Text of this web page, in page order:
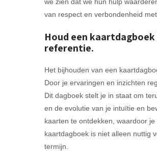
van respect en verbondenheid
Houd een
referentie.
Het bijhouden van een
Door je ervaringen en inzichten
Dit dagboek stelt je in staat om
en de evolutie van je intuïtie en
kaarten te ontdekken, waardoor
kaartdagboek is niet alleen nuttig
termijn.